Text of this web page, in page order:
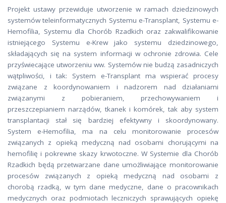
Projekt ustawy przewiduje utworzenie w ramach dziedzinowych
systemów teleinformatycznych Systemu e-Transplant, Systemu e-
Hemofilia, Systemu dla Chorób Rzadkich oraz zakwalifikowanie
istniejącego Systemu e-Krew jako systemu dziedzinowego,
składających się na system informacji w ochronie zdrowia. Cele
przyświecające utworzeniu ww. Systemów nie budzą zasadniczych
wątpliwości, i tak: System e-Transplant ma wspierać procesy
związane z koordynowaniem i nadzorem nad działaniami
związanymi z pobieraniem, przechowywaniem i
przeszczepianiem narządów, tkanek i komórek, tak aby system
transplantacji stał się bardziej efektywny i skoordynowany.
System e-Hemofilia, ma na celu monitorowanie procesów
związanych z opieką medyczną nad osobami chorującymi na
hemofilię i pokrewne skazy krwotoczne. W Systemie dla Chorób
Rzadkich będą przetwarzane dane umożliwiające monitorowanie
procesów związanych z opieką medyczną nad osobami z
chorobą rzadką, w tym dane medyczne, dane o pracownikach
medycznych oraz podmiotach leczniczych sprawujących opiekę